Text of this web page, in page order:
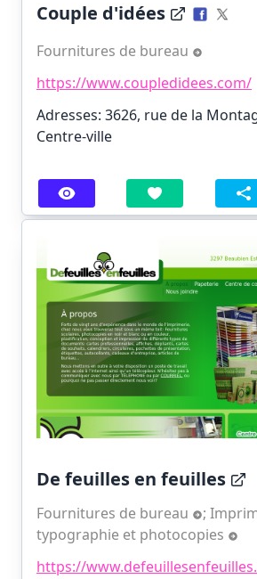
Couple d'idées
Fournitures de bureau
https://www.coupledidees.com/
Adresses: 3626, rue de la
Centre-ville
De feuilles en feuilles
Fournitures de bureau ;
typographie et photocopies
https://